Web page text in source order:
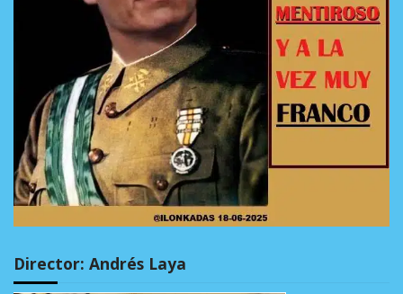
Director: Andrés Laya